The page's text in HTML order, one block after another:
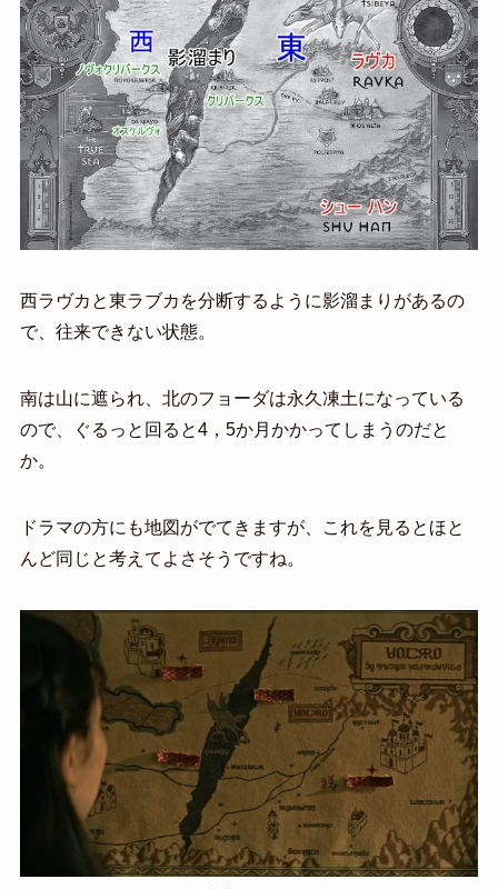
西ラヴカと東ラブカを分断するように影溜まりがあるの
で、往来できない状態。
南は山に遮られ、北のフョーダは永久凍土になっている
ので、ぐるっと回ると4，5か月かかってしまうのだと
か。
ドラマの方にも地図がでてきますが、これを見るとほと
んど同じと考えてよさそうですね。